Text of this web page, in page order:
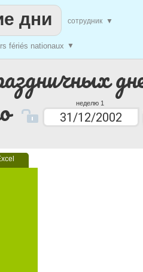
неделю 1
fériés nationaux ▼
дни сотрудник ▼